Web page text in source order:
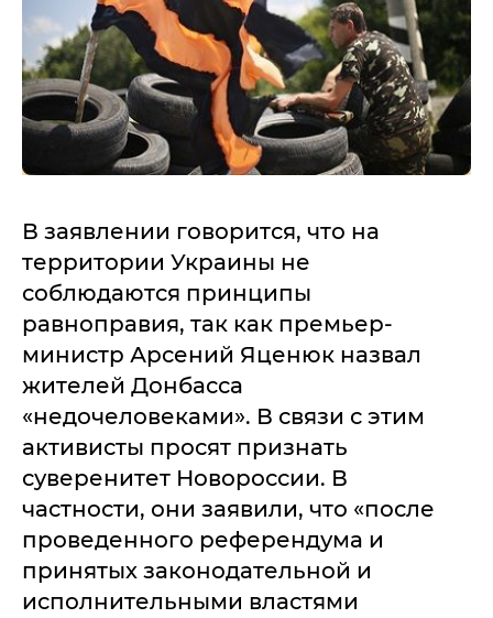
В заявлении говорится, что на
территории Украины не
соблюдаются принципы
равноправия, так как премьер-
министр Арсений Яценюк назвал
жителей Донбасса
«недочеловеками». В связи с этим
активисты просят признать
суверенитет Новороссии. В
частности, они заявили, что «после
проведенного референдума и
принятых законодательной и
исполнительными властями